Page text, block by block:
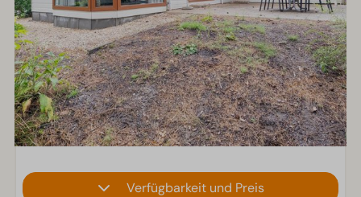
Verfügbarkeit und Preis